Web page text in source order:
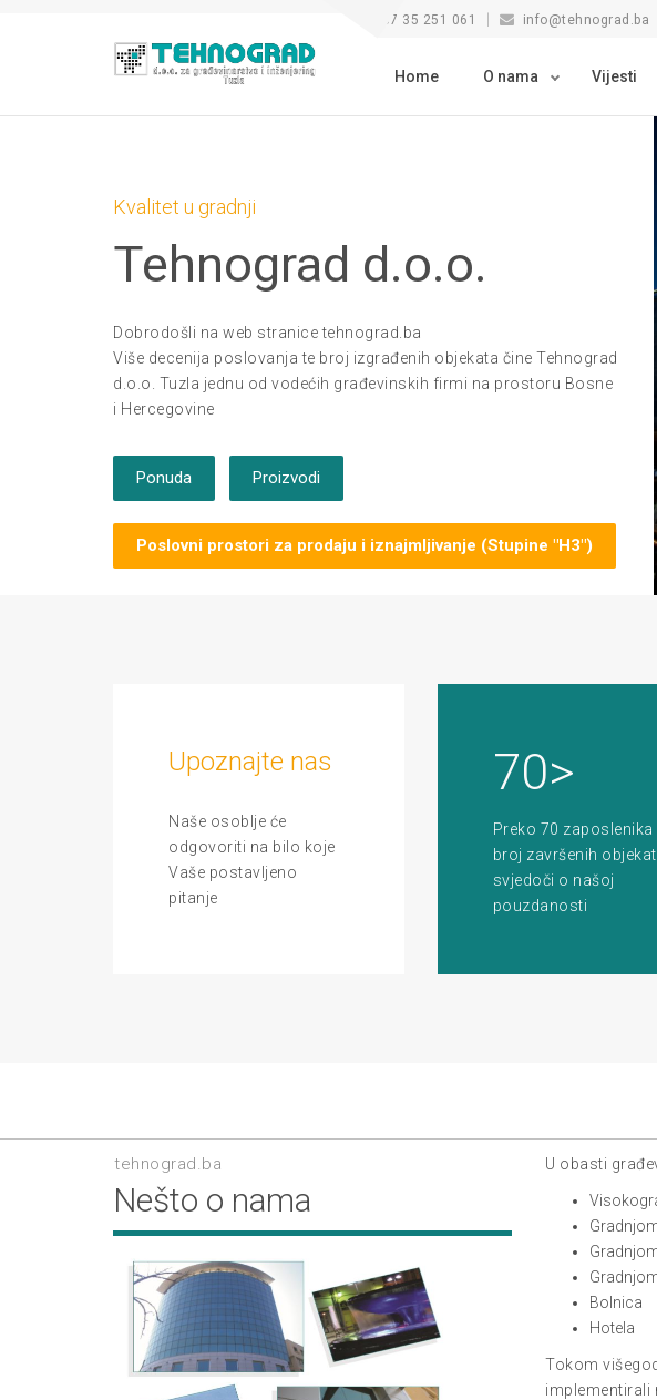
+387 35 251 061 info@tehnograd.ba
Home O nama Vijesti
Kvalitet u gradnji
Tehnograd d.o.o.
Dobrodošli na web stranice tehnograd.ba
Više decenija poslovanja te broj izgrađenih objekata čine Tehnograd
d.o.o. Tuzla jednu od vodećih građevinskih firmi na prostoru Bosne
i Hercegovine
Ponuda Proizvodi
Poslovni prostori za prodaju i iznajmljivanje (Stupine "H3")
Upoznajte nas
Naše osoblje će
odgovoriti na bilo koje
Vaše postavljeno
pitanje
70>
Preko 70 zaposlenika
broj završenih
svjedoči o našoj
pouzdanosti
Nešto o nama
tehnograd.ba U obasti
Bolnica
Hotela
Tokom
implementirali